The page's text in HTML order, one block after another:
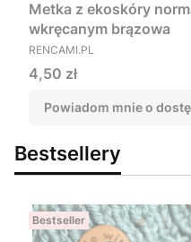
Metka z ekoskóry
wkręcanym brązowa
PRODUCENT
RENCAMI.PL
Cena
4,50 zł
Powiadom mnie o
Bestsellery
Bestseller